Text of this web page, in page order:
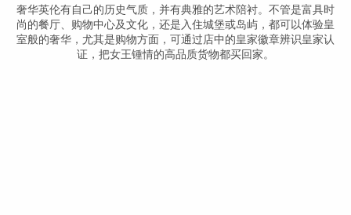
奢华英伦有自己的历史气质，并有典雅的艺术陪衬。不管是富具时
尚的餐厅、购物中心及文化，还是入住城堡或岛屿，都可以体验皇
室般的奢华，尤其是购物方面，可通过店中的皇家徽章辨识皇家认
证，把女王锺情的高品质货物都买回家。